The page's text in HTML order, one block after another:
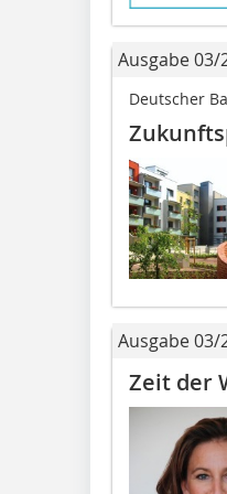
Ausgabe 03/
Deutscher
Ausgabe 03/
Zeit der